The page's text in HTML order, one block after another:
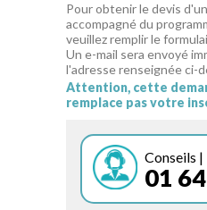
EN PRATIQUE
NOUS CONNAÎTRE
CONSEILS MICRO-COACHING
WEBINAIRES
QUESTIONNAIRE GRATUIT
Pour obtenir le devis
accompagné du
veuillez remplir le
Un e-mail sera envoyé
l'adresse renseignée ci-
Attention, cette
remplace pas votre
Conseils |
01